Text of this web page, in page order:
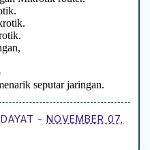
seputar jaringan.
- NOVEMBER 07,